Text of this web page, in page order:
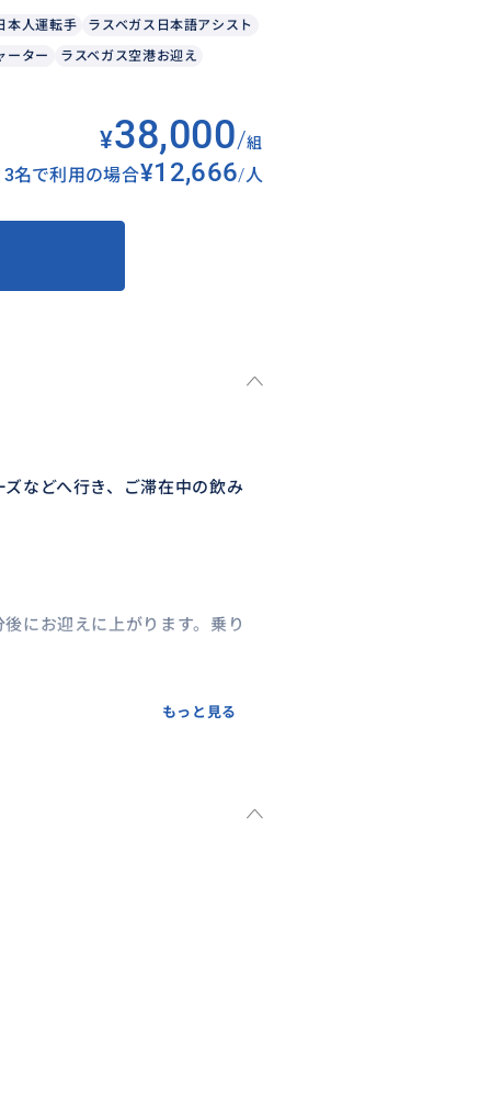
本人運転手
ラスベガス日本語アシスト
ーター
ラスベガス空港お迎え
¥38,000/組
3名で利用の場合 ¥12,666/人
などへ行き、ご滞在中の飲み
にお迎えに上がります。乗り
０分後にお迎えに上がりま
み時にお迎えポイントの詳
内します。
合にのみお引き受け可能でご
もっと見る